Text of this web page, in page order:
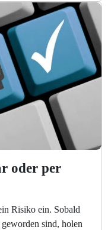
oder per
Risiko ein. Sobald
sind, holen